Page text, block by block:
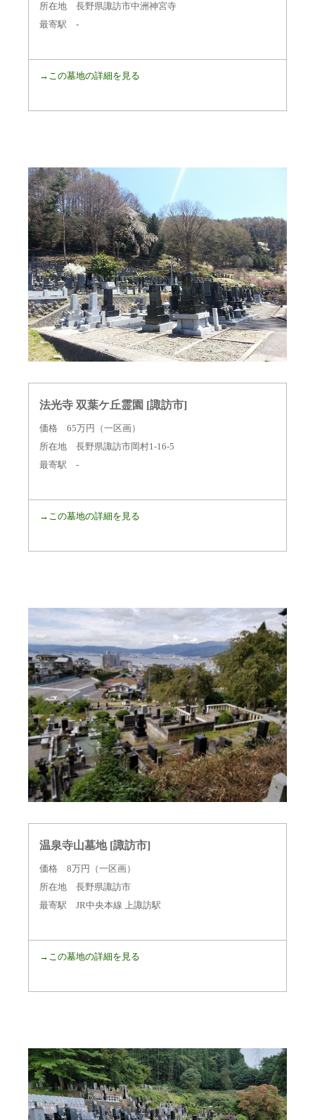
所在地 長野県諏訪市中洲神宮寺
最寄駅 -
→この墓地の詳細を見る
法光寺 双葉ケ丘霊園 [諏訪市]
価格 65万円（一区画）
所在地 長野県諏訪市岡村1-16-5
最寄駅 -
→この墓地の詳細を見る
温泉寺山墓地 [諏訪市]
価格 8万円（一区画）
所在地 長野県諏訪市
最寄駅 JR中央本線 上諏訪駅
→この墓地の詳細を見る